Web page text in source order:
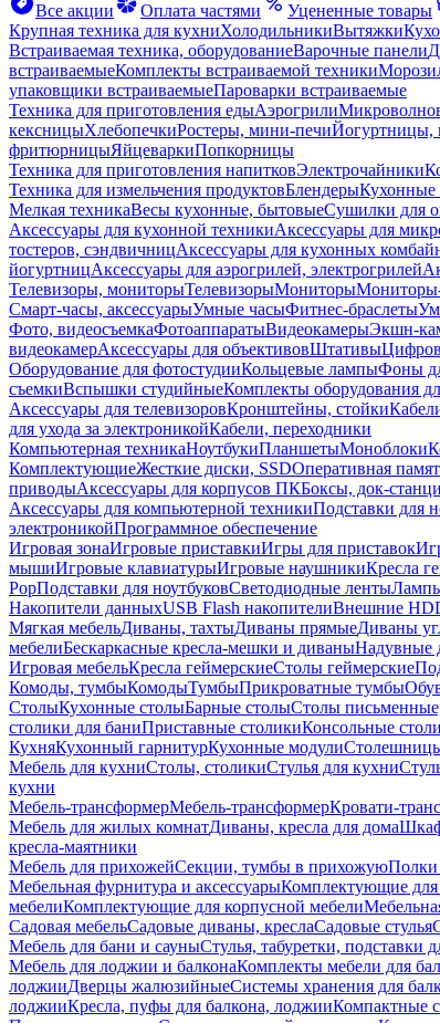
Все акции
Оплата частями Уцененные товары
Крупная техника для кухниХолодильникиВытяжки
Встраиваемая техника, оборудованиеВарочные панели
встраиваемыеКомплекты встраиваемой техники
упаковщики встраиваемыеПароварки встраиваемые
Техника для приготовления едыАэрогрили
кексницыХлебопечкиРостеры, мини-печиЙогуртницы,
фритюрницыЯйцеваркиПопкорницы
Техника для приготовления напитковЭлектрочайники
Техника для измельчения продуктовБлендерыКухонные
Мелкая техникаВесы кухонные, бытовыеСушилки для
Аксессуары для кухонной техникиАксессуары для
тостеров, сэндвичницАксессуары для кухонных
йогуртницАксессуары для аэрогрилей, электрогрилей
Телевизоры, мониторыТелевизорыМониторы
Смарт-часы, аксессуарыУмные часыФитнес-браслеты
Фото, видеосъемкаФотоаппаратыВидеокамерыЭкшн-
видеокамерАксессуары для объективовШтативы
Оборудование для фотостудииКольцевые лампыФоны
съемкиВспышки студийныеКомплекты оборудования
Аксессуары для телевизоровКронштейны, стойки
для ухода за электроникойКабели, переходники
Компьютерная техникаНоутбукиПланшетыМоноблоки
КомплектующиеЖесткие диски, SSDОперативная
приводыАксессуары для корпусов ПКБоксы, док-
Аксессуары для компьютерной техникиПодставки для
электроникойПрограммное обеспечение
Игровая зонаИгровые приставкиИгры для приставок
мышиИгровые клавиатурыИгровые наушникиКресла
PopПодставки для ноутбуковСветодиодные ленты
Накопители данныхUSB Flash накопителиВнешние
Мягкая мебельДиваны, тахтыДиваны прямыеДиваны
мебелиБескаркасные кресла-мешки и диваныНадувные
Игровая мебельКресла геймерскиеСтолы геймерские
Комоды, тумбыКомодыТумбыПрикроватные тумбы
СтолыКухонные столыБарные столыСтолы
столики для баниПриставные столикиКонсольные
КухняКухонный гарнитурКухонные модули
Мебель для кухниСтолы, столикиСтулья для кухни
кухни
Мебель-трансформерМебель-трансформерКровати-
Мебель для жилых комнатДиваны, кресла для дома
кресла-маятники
Мебель для прихожейСекции, тумбы в прихожуюПолки
Мебельная фурнитура и аксессуарыКомплектующие для
мебелиКомплектующие для корпусной мебели
Садовая мебельСадовые диваны, креслаСадовые стулья
Мебель для бани и сауныСтулья, табуретки, подставки
Мебель для лоджии и балконаКомплекты мебели для
лоджииДверцы жалюзийныеСистемы хранения для
лоджииКресла, пуфы для балкона, лоджииКомпактные